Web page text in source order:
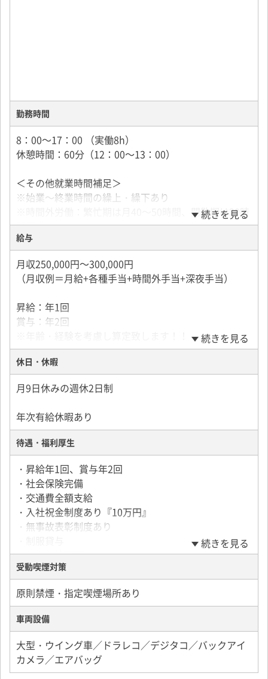
勤務時間
8：00～17：00 （実働8h）
休憩時間：60分（12：00～13：00）
＜その他就業時間補足＞
※始業～終業時間の繰上・繰下あり
※時間外労働：繁忙期は月40～50時間、閑散期は20時
間程度
続きを見る
給与
月収250,000円～300,000円
（月収例＝月給+各種手当+時間外手当+深夜手当）
昇給：年1回
賞与：年2回
続きを見る
休日・休暇
月9日休みの週休2日制
年次有給休暇あり
待遇・福利厚生
・昇給年1回、賞与年2回
・社会保険完備
・交通費全額支給
・入社祝金制度あり『10万円』
・無事故表彰制度あり
・年次有給休暇
・特別休暇
・財形制度
・退職金制度
・再雇用制度（65歳迄）
・共済会制度
・慶弔見舞金制度
・労働組合
・SBSグループ保険
続きを見る
受動喫煙対策
原則禁煙・指定喫煙場所あり
車両設備
大型・ウイング車／ドラレコ／デジタコ／バックアイ
カメラ／エアバッグ